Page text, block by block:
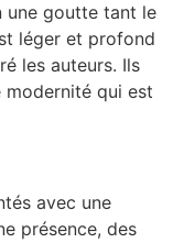
une goutte tant le
léger et profond
les auteurs. Ils
qui est
avec une
présence, des